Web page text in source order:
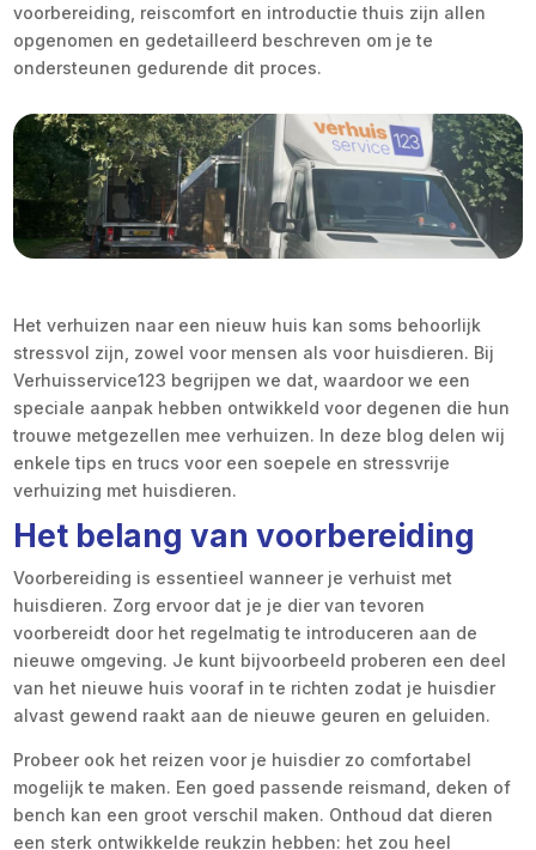
voorbereiding, reiscomfort en introductie thuis zijn allen
opgenomen en gedetailleerd beschreven om je te
ondersteunen gedurende dit proces.
Het verhuizen naar een nieuw huis kan soms behoorlijk
stressvol zijn, zowel voor mensen als voor huisdieren. Bij
Verhuisservice123 begrijpen we dat, waardoor we een
speciale aanpak hebben ontwikkeld voor degenen die hun
trouwe metgezellen mee verhuizen. In deze blog delen wij
enkele tips en trucs voor een soepele en stressvrije
verhuizing met huisdieren.
Het belang van voorbereiding
Voorbereiding is essentieel wanneer je verhuist met
huisdieren. Zorg ervoor dat je je dier van tevoren
voorbereidt door het regelmatig te introduceren aan de
nieuwe omgeving. Je kunt bijvoorbeeld proberen een deel
van het nieuwe huis vooraf in te richten zodat je huisdier
alvast gewend raakt aan de nieuwe geuren en geluiden.
Probeer ook het reizen voor je huisdier zo comfortabel
mogelijk te maken. Een goed passende reismand, deken of
bench kan een groot verschil maken. Onthoud dat dieren
een sterk ontwikkelde reukzin hebben: het zou heel